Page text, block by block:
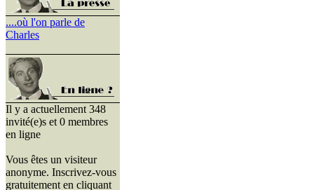
....où l'on parle de
Charles
Il y a actuellement 348
invité(e)s et 0 membres
en ligne
Vous êtes un visiteur
anonyme. Inscrivez-vous
gratuitement en cliquant